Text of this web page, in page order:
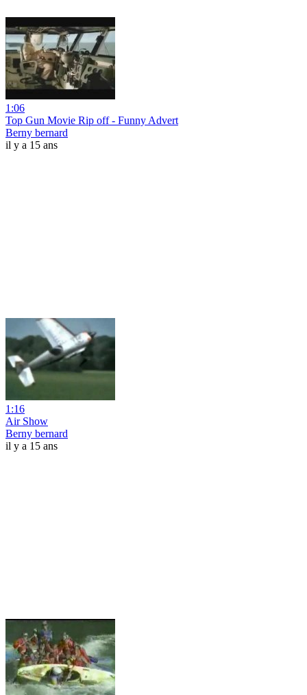
1:06
Top Gun Movie Rip off - Funny Advert
Berny bernard
il y a 15 ans
1:16
Air Show
Berny bernard
il y a 15 ans